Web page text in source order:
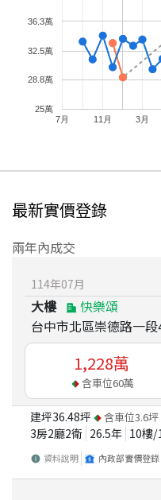
7月 11月 3月
25萬
28.8萬
32.5萬
36.3萬
最新實價登錄
兩年內成交
114年07月
大樓
快樂頌
台中市北區崇德路一
1,228萬
含車位60萬
建坪36.48坪 含車位3.6坪
3房2廳2衛 26.5年 10樓/
資料說明 內政部實價登錄